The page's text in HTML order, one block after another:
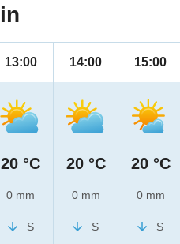
13:00
20 °C
0 mm
S
14:00
20 °C
0 mm
S
15:00
20 °C
0 mm
S